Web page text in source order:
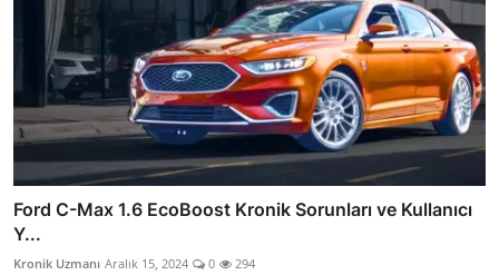
Ford C-Max 1.6 EcoBoost Kronik Sorunları ve Kullanıcı
Y...
Kronik Uzmanı Aralık 15, 2024 0 294